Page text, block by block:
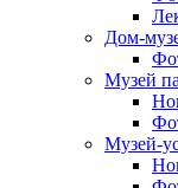
Дом-
Музей
Музей-